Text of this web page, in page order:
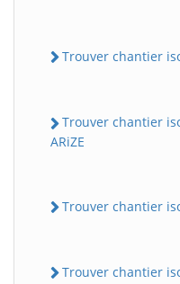
Trouver chantier
Trouver chantier
ARiZE
Trouver chantier
Trouver chantier